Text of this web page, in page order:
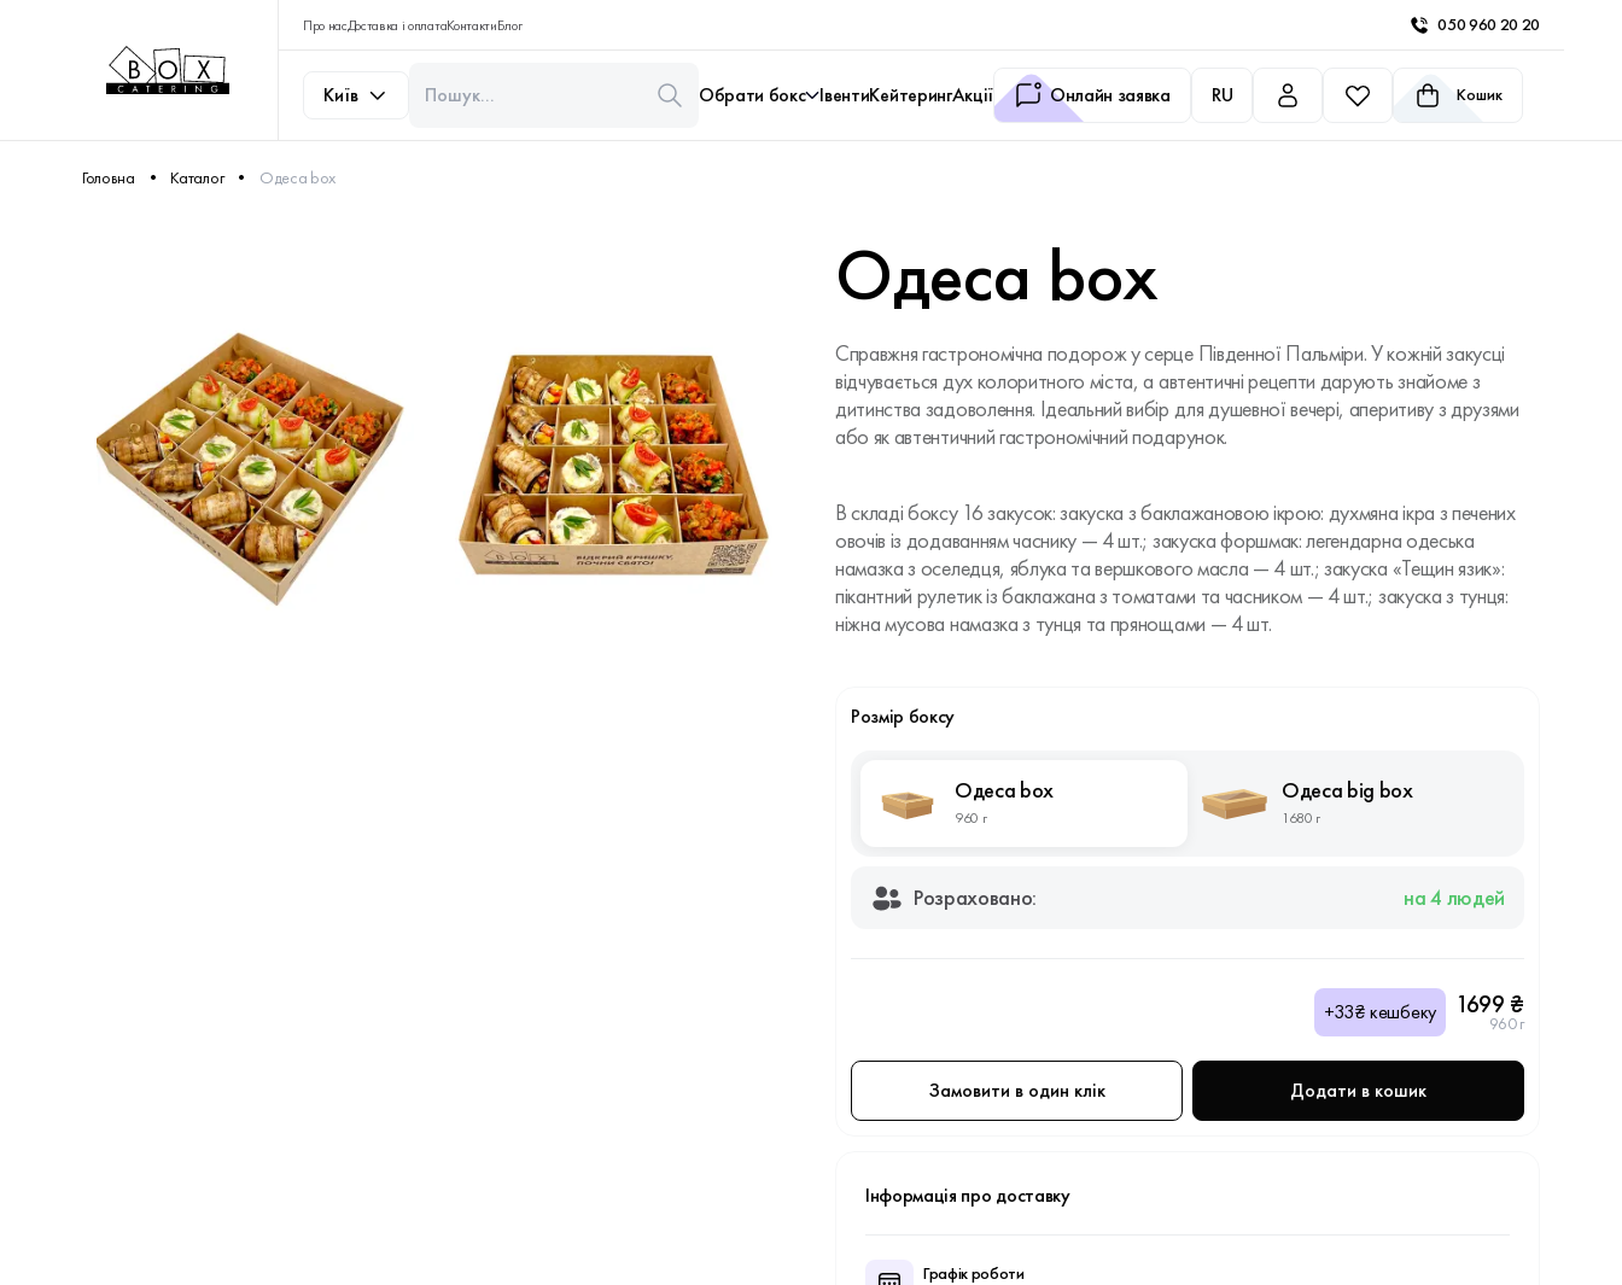
Про насДоставка і оплатаКонтактиБлог 050 960 20 20
Київ Обрати бокс ІвентиКейтерингАкції Онлайн заявка RU Кошик
Головна Каталог Одеса box
Одеса box
Справжня гастрономічна подорож у серце Південної Пальміри. У кожній закусці
відчувається дух колоритного міста, а автентичні рецепти дарують знайоме з
дитинства задоволення. Ідеальний вибір для душевної вечері, аперитиву з друзями
або як автентичний гастрономічний подарунок.
В складі боксу 16 закусок: закуска з баклажановою ікрою: духмяна ікра з печених
овочів із додаванням часнику — 4 шт.; закуска форшмак: легендарна одеська
намазка з оселедця, яблука та вершкового масла — 4 шт.; закуска «Тещин язик»:
пікантний рулетик із баклажана з томатами та часником — 4 шт.; закуска з тунця:
ніжна мусова намазка з тунця та прянощами — 4 шт.
Розмір боксу
Одеса box
960 г
Одеса big box
1680 г
Розраховано: на 4 людей
+33₴ кешбеку 1699 ₴
960 г
Замовити в один клік Додати в кошик
Інформація про доставку
Графік роботи